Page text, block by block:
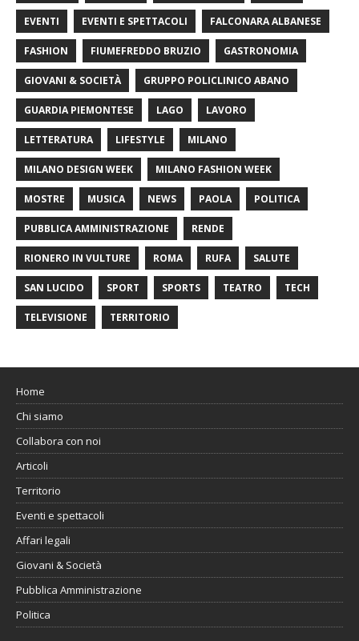
EVENTI EVENTI E SPETTACOLI FALCONARA ALBANESE
FASHION FIUMEFREDDO BRUZIO GASTRONOMIA
GIOVANI & SOCIETÀ GRUPPO POLICLINICO ABANO
GUARDIA PIEMONTESE LAGO LAVORO
LETTERATURA LIFESTYLE MILANO
MILANO DESIGN WEEK MILANO FASHION WEEK
MOSTRE MUSICA NEWS PAOLA POLITICA
PUBBLICA AMMINISTRAZIONE RENDE
RIONERO IN VULTURE ROMA RUFA SALUTE
SAN LUCIDO SPORT SPORTS TEATRO TECH
TELEVISIONE TERRITORIO
Home
Chi siamo
Collabora con noi
Articoli
Territorio
Eventi e spettacoli
Affari legali
Giovani & Società
Pubblica Amministrazione
Politica